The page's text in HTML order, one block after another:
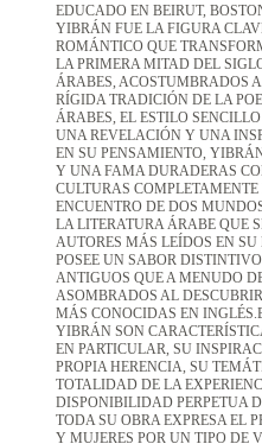
EDUCADO EN BEIRUT,
YIBRÁN FUE LA FIGURA
ROMÁNTICO QUE
LA PRIMERA MITAD DEL
ÁRABES, ACOSTUMBRADOS
RÍGIDA TRADICIÓN DE LA
ÁRABES, EL ESTILO
UNA REVELACIÓN Y UNA
EN SU PENSAMIENTO,
Y UNA FAMA DURADERAS
CULTURAS COMPLETAMENTE
ENCUENTRO DE DOS
LA LITERATURA ÁRABE QUE
AUTORES MÁS LEÍDOS EN
POSEE UN SABOR
ANTIGUOS QUE A MENUDO
ASOMBRADOS AL
MÁS CONOCIDAS EN
YIBRÁN SON
EN PARTICULAR, SU
PROPIA HERENCIA, SU
TOTALIDAD DE LA
DISPONIBILIDAD PERPETUA
TODA SU OBRA EXPRESA EL
Y MUJERES POR UN TIPO DE